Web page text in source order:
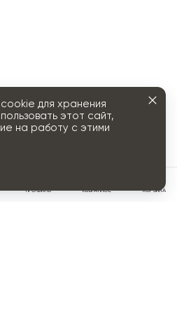
ПРОФИЛЬ ИЗБРАННОЕ КОРЗИНА
для хранения
этот сайт,
на работу с этими